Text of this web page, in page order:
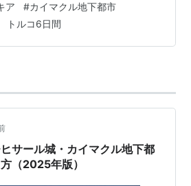
ルに戻り羽田行きの飛行機に乗ら
す。泣いても笑っても今日一日！
しまなくっちゃね。 まず朝一で向
下に作られた都市。 その成り立ち
倉庫や貯…
ア #カイマクル地下都市
トルコ6日間
サール城・カイマクル地下都
（2025年版）